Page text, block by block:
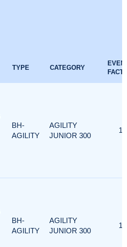
TYPE CATEGORY
BH-
AGILITY
AGILITY
JUNIOR 300
1
BH-
AGILITY
AGILITY
JUNIOR 300
1